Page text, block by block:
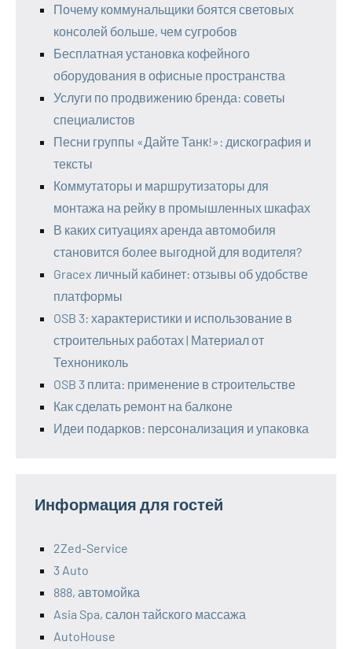
Почему коммунальщики боятся световых
консолей больше, чем сугробов
Бесплатная установка кофейного
оборудования в офисные пространства
Услуги по продвижению бренда: советы
специалистов
Песни группы «Дайте Танк!»: дискография и
тексты
Коммутаторы и маршрутизаторы для
монтажа на рейку в промышленных шкафах
В каких ситуациях аренда автомобиля
становится более выгодной для водителя?
Gracex личный кабинет: отзывы об удобстве
платформы
OSB 3: характеристики и использование в
строительных работах | Материал от
Технониколь
OSB 3 плита: применение в строительстве
Как сделать ремонт на балконе
Идеи подарков: персонализация и упаковка
Информация для гостей
2Zed-Service
3 Auto
888, автомойка
Asia Spa, салон тайского массажа
AutoHouse